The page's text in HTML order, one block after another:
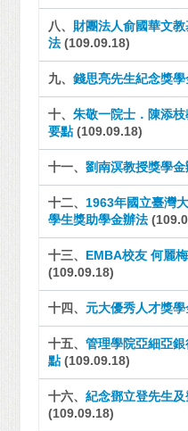
八、 財團法人俞國華文
法 (109.09.18)
九、錢思亮先生紀念獎學
十、朱敬一院士．陳添
要點(109.09.18)
十一、劉南溟教授獎學
十二、 1963年國立臺灣
學生獎助學金辦法
十三、 EMBA校友 何麗
(109.09.18)
十四、 元大優秀人才獎
十五、管理學院亞細亞
點(109.09.18)
十六、紀念鄧立登先生
(109.09.18)